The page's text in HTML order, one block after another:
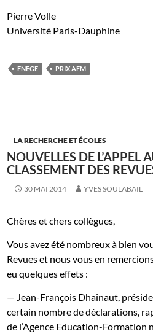
Pierre Volle
Université Paris-Dauphine
FNEGE PRIX AFM
LA RECHERCHE ET ÉCOLES
NOUVELLES DE L’APPEL
CLASSEMENT DES
30 MAI 2014 YVES SOULABAIL
Chères et chers collègues,
Vous avez été nombreux à bien
Revues et nous vous en
eu quelques effets :
— Jean-François Dhainaut,
certain nombre de déclarations,
de l’Agence Education-Formation